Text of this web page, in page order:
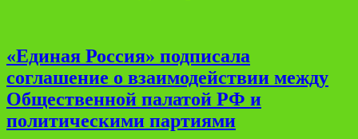
«Единая Россия» подписала
соглашение о взаимодействии между
Общественной палатой РФ и
политическими партиями